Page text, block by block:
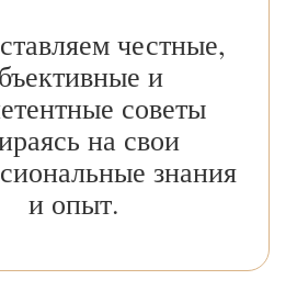
честные,
и
советы
на свои
знания
и опыт.